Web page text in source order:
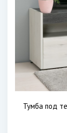
Тумба под